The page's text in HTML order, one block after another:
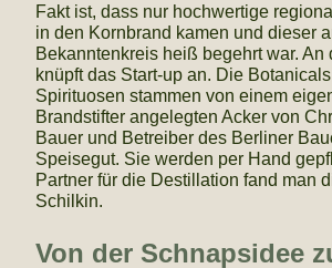
Fakt ist, dass nur hochwertige
in den Kornbrand kamen und dieser
Bekanntenkreis heiß begehrt war. An
knüpft das Start-up an. Die
Spirituosen stammen von einem
Brandstifter angelegten Acker von
Bauer und Betreiber des Berliner
Speisegut. Sie werden per Hand
Partner für die Destillation fand man
Schilkin.
Von der Schnapsidee